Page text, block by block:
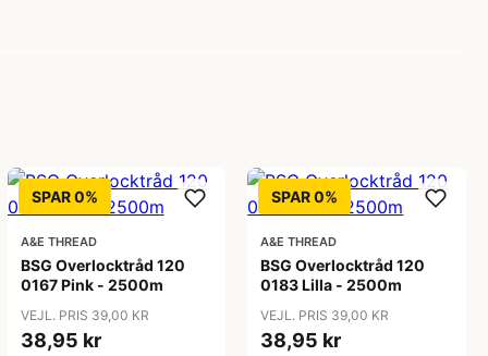
SPAR 0%
A&E THREAD
BSG Overlocktråd 120
0167 Pink - 2500m
VEJL. PRIS 39,00 KR
38,95 kr
SPAR 0%
A&E THREAD
BSG Overlocktråd 120
0183 Lilla - 2500m
VEJL. PRIS 39,00 KR
38,95 kr